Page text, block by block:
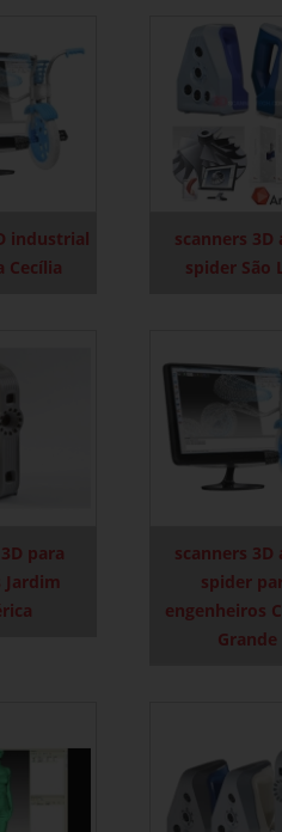
industrial
Cecília
scanners 3D
spider São
para
Jardim
scanners 3D
spider
engenheiros
Grande